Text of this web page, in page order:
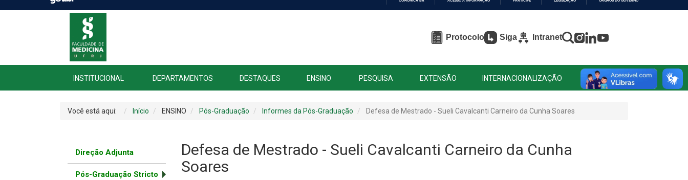
Protocolo Siga Intranet
INSTITUCIONAL DEPARTAMENTOS DESTAQUES ENSINO PESQUISA EXTENSÃO INTERNACIONALIZAÇÃO CONTATO
Você está aqui: Início ENSINO Pós-Graduação Informes da Pós-Graduação Defesa de Mestrado - Sueli Cavalcanti Carneiro da Cunha Soares
Direção Adjunta
Pós-Graduação Stricto
Defesa de Mestrado - Sueli Cavalcanti Carneiro da Cunha
Soares